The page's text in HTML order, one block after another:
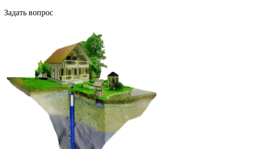
Задать вопрос